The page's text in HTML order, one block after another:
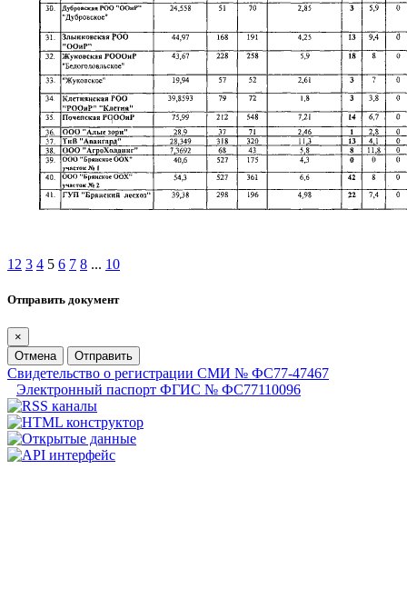
1 2 3 4 5 6 7 8 ... 10
Отправить документ
×
Отмена
Отправить
Свидетельство о регистрации СМИ № ФС77-47467
Электронный паспорт ФГИС № ФС77110096